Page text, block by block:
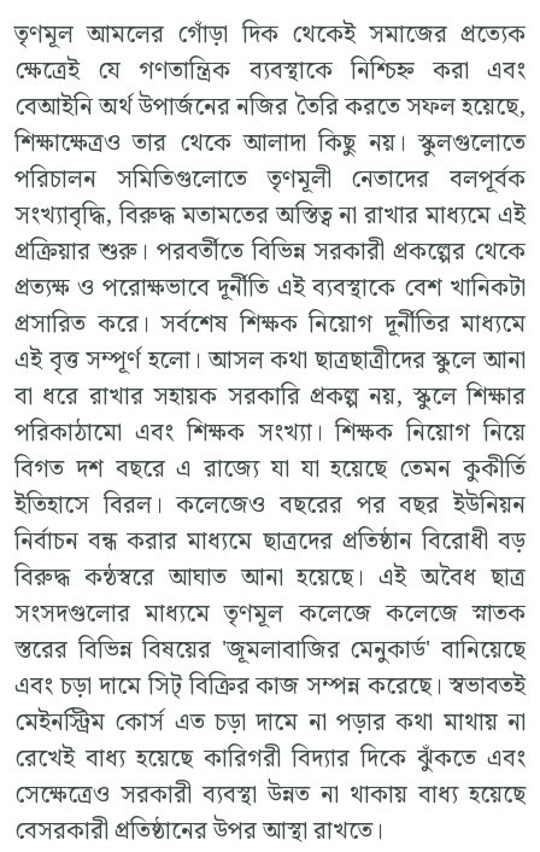
তৃণমূল আমলের গোঁড়া দিক থেকেই সমাজের প্রত্যেক
ক্ষেত্রেই যে গণতান্ত্রিক ব্যবস্থাকে নিশ্চিহ্ন করা এবং
বেআইনি অর্থ উপার্জনের নজির তৈরি করতে সফল হয়েছে,
শিক্ষাক্ষেত্রও তার থেকে আলাদা কিছু নয়। স্কুলগুলোতে
পরিচালন সমিতিগুলোতে তৃণমূলী নেতাদের বলপূর্বক
সংখ্যাবৃদ্ধি, বিরুদ্ধ মতামতের অস্তিত্ব না রাখার মাধ্যমে এই
প্রক্রিয়ার শুরু। পরবর্তীতে বিভিন্ন সরকারী প্রকল্পের থেকে
প্রত্যক্ষ ও পরোক্ষভাবে দূর্নীতি এই ব্যবস্থাকে বেশ খানিকটা
প্রসারিত করে। সর্বশেষ শিক্ষক নিয়োগ দূর্নীতির মাধ্যমে
এই বৃত্ত সম্পূর্ণ হলো। আসল কথা ছাত্রছাত্রীদের স্কুলে আনা
বা ধরে রাখার সহায়ক সরকারি প্রকল্প নয়, স্কুলে শিক্ষার
পরিকাঠামো এবং শিক্ষক সংখ্যা। শিক্ষক নিয়োগ নিয়ে
বিগত দশ বছরে এ রাজ্যে যা যা হয়েছে তেমন কুকীর্তি
ইতিহাসে বিরল। কলেজেও বছরের পর বছর ইউনিয়ন
নির্বাচন বন্ধ করার মাধ্যমে ছাত্রদের প্রতিষ্ঠান বিরোধী বড়
বিরুদ্ধ কন্ঠস্বরে আঘাত আনা হয়েছে। এই অবৈধ ছাত্র
সংসদগুলোর মাধ্যমে তৃণমূল কলেজে কলেজে স্নাতক
স্তরের বিভিন্ন বিষয়ের 'জূমলাবাজির মেনুকার্ড' বানিয়েছে
এবং চড়া দামে সিট্ বিক্রির কাজ সম্পন্ন করেছে। স্বভাবতই
মেইনস্ট্রিম কোর্স এত চড়া দামে না পড়ার কথা মাথায় না
রেখেই বাধ্য হয়েছে কারিগরী বিদ্যার দিকে ঝুঁকতে এবং
সেক্ষেত্রেও সরকারী ব্যবস্থা উন্নত না থাকায় বাধ্য হয়েছে
বেসরকারী প্রতিষ্ঠানের উপর আস্থা রাখতে।